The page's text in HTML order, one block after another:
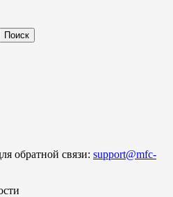
обратной связи: support@mfc-